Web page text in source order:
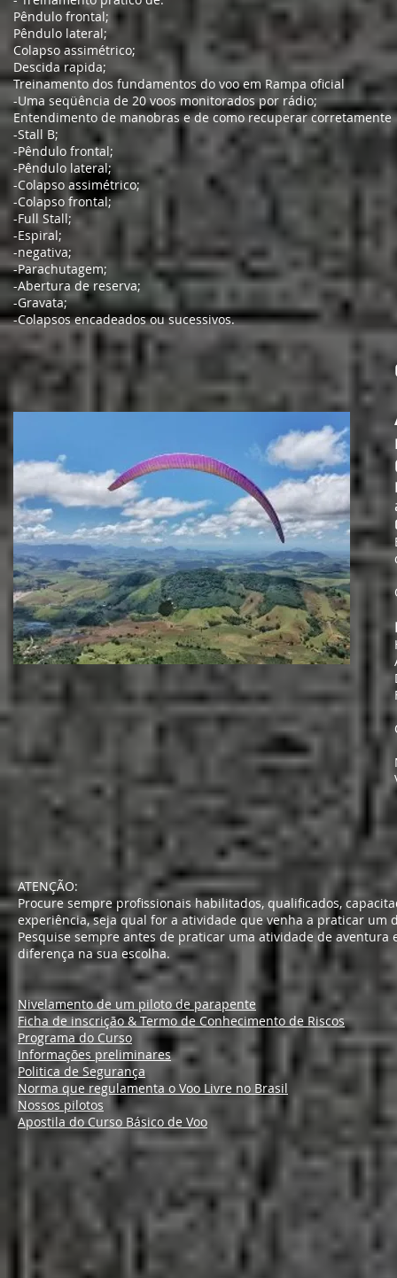
Pêndulo frontal;
Pêndulo lateral;
Colapso assimétrico;
Descida rapida;
Treinamento dos fundamentos do voo em Rampa oficial
-Uma seqüência de 20 voos monitorados por rádio;
Entendimento de manobras e de como recuperar corretamente
-Stall B;
-Pêndulo frontal;
-Pêndulo lateral;
-Colapso assimétrico;
-Colapso frontal;
-Full Stall;
-Espiral;
-negativa;
-Parachutagem;
-Abertura de reserva;
-Gravata;
-Colapsos encadeados ou sucessivos.
ATENÇÃO:
Procure sempre profissionais habilitados, qualificados,
experiência, seja qual for a atividade que venha a praticar um
Pesquise sempre antes de praticar uma atividade de aventura
diferença na sua escolha.
Nivelamento de um piloto de parapente
Ficha de inscrição & Termo de Conhecimento de Riscos
Programa do Curso
Informações preliminares
Politica de Segurança
Norma que regulamenta o Voo Livre no Brasil
Nossos pilotos
Apostila do Curso Básico de Voo